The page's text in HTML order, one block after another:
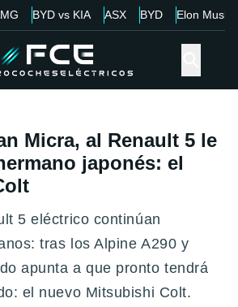
BYD vs KIA ASX BYD Elon Musk
Micra, al Renault 5 le
japonés: el
5 eléctrico continúan
tras los Alpine A290 y
apunta a que pronto tendrá
el nuevo Mitsubishi Colt.